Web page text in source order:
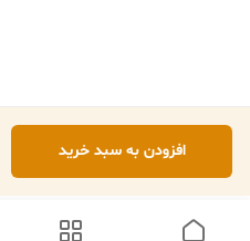
افزودن به سبد خرید